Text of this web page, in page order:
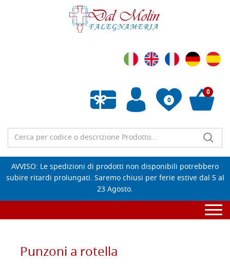
0
Wishlist vuota
0
AVVISO: Le spedizioni di prodotti non disponibili potrebbero
subire ritardi prolungati. Saremo chiusi per ferie estive dal 5 al
23 Agosto.
Punzoni a rotella